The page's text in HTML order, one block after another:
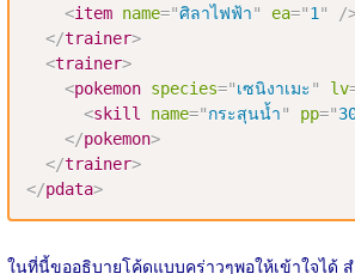
<item name="ศิลาไฟฟ้า" ea="1 "
/
</trainer>
<trainer>
<pokemon species="เซนิงาเมะ" lv
<skill name="กระสุนน้ำ" pp="
</pokemon>
</trainer>
</pdata>
ในที่นี้ขออธิบายโค้ดแบบคร่าวๆพอให้เข้าใจได้